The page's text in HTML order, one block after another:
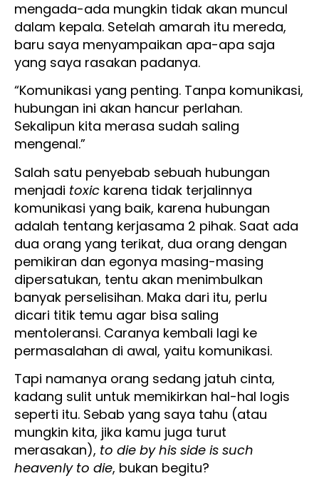
mengada-ada mungkin tidak akan muncul
dalam kepala. Setelah amarah itu mereda,
baru saya menyampaikan apa-apa saja
yang saya rasakan padanya.
“Komunikasi yang penting. Tanpa komunikasi,
hubungan ini akan hancur perlahan.
Sekalipun kita merasa sudah saling
mengenal.”
Salah satu penyebab sebuah hubungan
menjadi toxic karena tidak terjalinnya
komunikasi yang baik, karena hubungan
adalah tentang kerjasama 2 pihak. Saat ada
dua orang yang terikat, dua orang dengan
pemikiran dan egonya masing-masing
dipersatukan, tentu akan menimbulkan
banyak perselisihan. Maka dari itu, perlu
dicari titik temu agar bisa saling
mentoleransi. Caranya kembali lagi ke
permasalahan di awal, yaitu komunikasi.
Tapi namanya orang sedang jatuh cinta,
kadang sulit untuk memikirkan hal-hal logis
seperti itu. Sebab yang saya tahu (atau
mungkin kita, jika kamu juga turut
merasakan), to die by his side is such
heavenly to die, bukan begitu?